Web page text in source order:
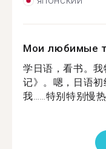
Мои любимые
学日语，看书。
记》。嗯，日语初
我……特别特别慢